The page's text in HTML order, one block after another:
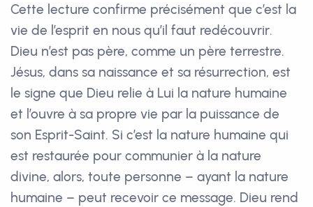
Cette lecture confirme précisément que c’est la
vie de l’esprit en nous qu’il faut redécouvrir.
Dieu n’est pas père, comme un père terrestre.
Jésus, dans sa naissance et sa résurrection, est
le signe que Dieu relie à Lui la nature humaine
et l’ouvre à sa propre vie par la puissance de
son Esprit-Saint. Si c’est la nature humaine qui
est restaurée pour communier à la nature
divine, alors, toute personne – ayant la nature
humaine – peut recevoir ce message. Dieu rend